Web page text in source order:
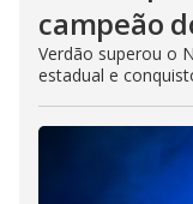
campeão
Verdão superou o
estadual e